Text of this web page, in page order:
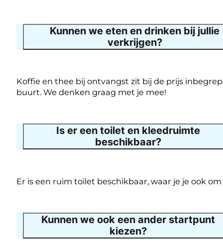
Kunnen we eten en drinken bij jullie
verkrijgen?
Koffie en thee bij ontvangst zit bij de prijs
buurt. We denken graag met je mee!
Is er een toilet en kleedruimte
beschikbaar?
Er is een ruim toilet beschikbaar, waar je je ook
Kunnen we ook een ander startpunt
kiezen?